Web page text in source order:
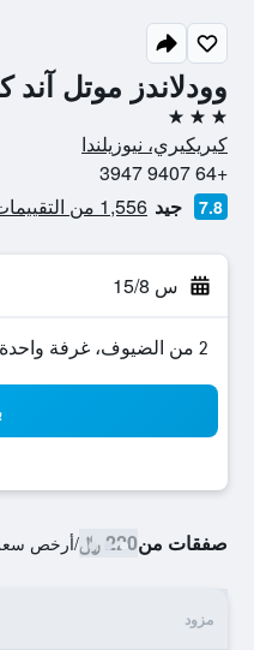
وودلاندز موتل آند
3 نجوم
كيريكيري، نيوزيلندا
+64 9407 3947
7.8 جيد 1,556 من التقييمات تم التحقق منها
س 15/8
2 من الضيوف، غرفة واحدة
صفقات من220 ﷼ /أرخص سعر
مزود